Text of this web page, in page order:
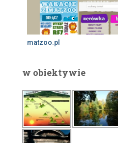
matzoo.pl
w obiektywie